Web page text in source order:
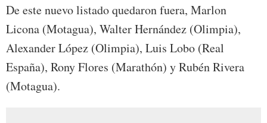
De este nuevo listado quedaron fuera, Marlon
Licona (Motagua), Walter Hernández (Olimpia),
Alexander López (Olimpia), Luis Lobo (Real
España), Rony Flores (Marathón) y Rubén Rivera
(Motagua).